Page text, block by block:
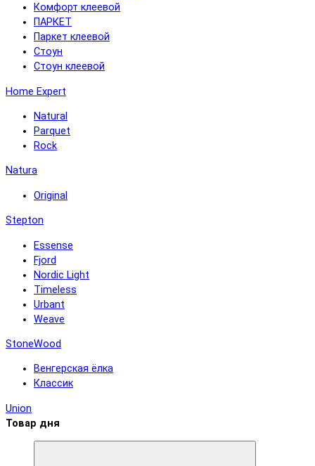
Комфорт клеевой
ПАРКЕТ
Паркет клеевой
Стоун
Стоун клеевой
Home Expert
Natural
Parquet
Rock
Natura
Original
Stepton
Essense
Fjord
Nordic Light
Timeless
Urbant
Weave
StoneWood
Венгерская ёлка
Классик
Union
Товар дня